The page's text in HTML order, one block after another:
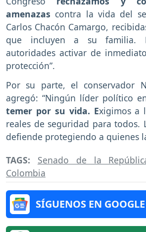
amenazas contra la vida del
Carlos Chacón Camargo,
que incluyen a su familia.
autoridades activar de
protección”.
Por su parte, el conservador
agregó: “Ningún líder político
temer por su vida. Exigimos a
reales de seguridad para todos.
defiende protegiendo a quienes
TAGS: Senado de la
Colombia
SÍGUENOS EN